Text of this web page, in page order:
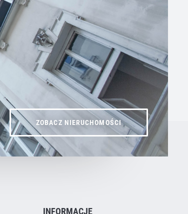
ZOBACZ NIERUCHOMOŚCI
INFORMACJE